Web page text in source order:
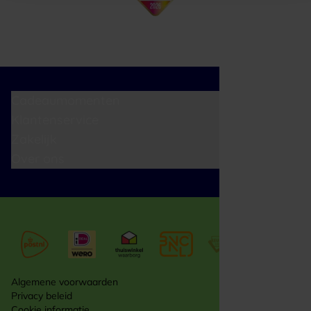
Algemene voorwaarden
Privacy beleid